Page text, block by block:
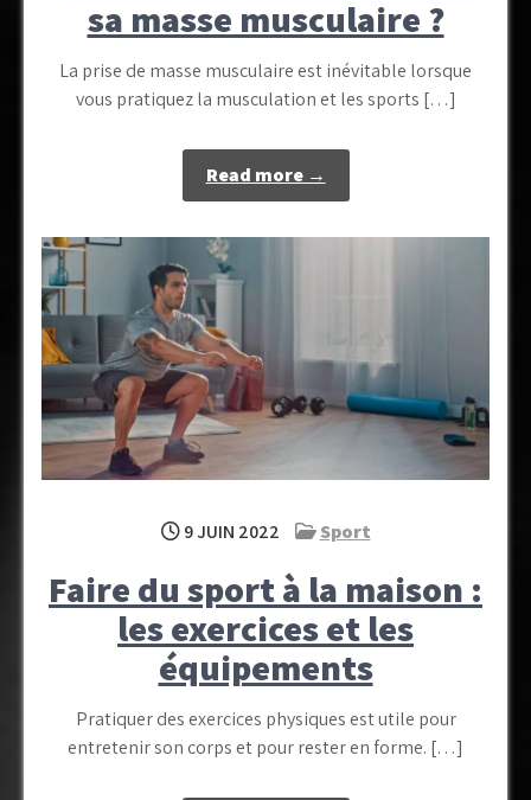
sa masse musculaire ?
La prise de masse musculaire est inévitable lorsque
vous pratiquez la musculation et les sports […]
Read more →
9 JUIN 2022 Sport
Faire du sport à la maison :
les exercices et les
équipements
Pratiquer des exercices physiques est utile pour
entretenir son corps et pour rester en forme. […]